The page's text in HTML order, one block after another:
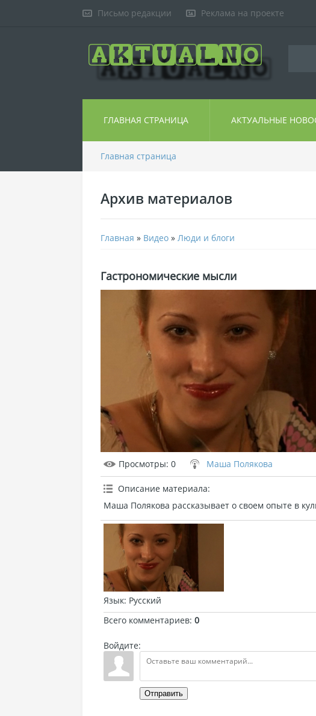
Письмо редакции Реклама на проекте
ГЛАВНАЯ СТРАНИЦА АКТУАЛЬНЫЕ
Главная страница
Архив материалов
Главная » Видео » Люди и блоги
Гастрономические мысли
Просмотры: 0 Маша Полякова
Описание материала:
Маша Полякова рассказывает о своем опыте в
Язык: Русский
Всего комментариев: 0
Войдите:
Отправить